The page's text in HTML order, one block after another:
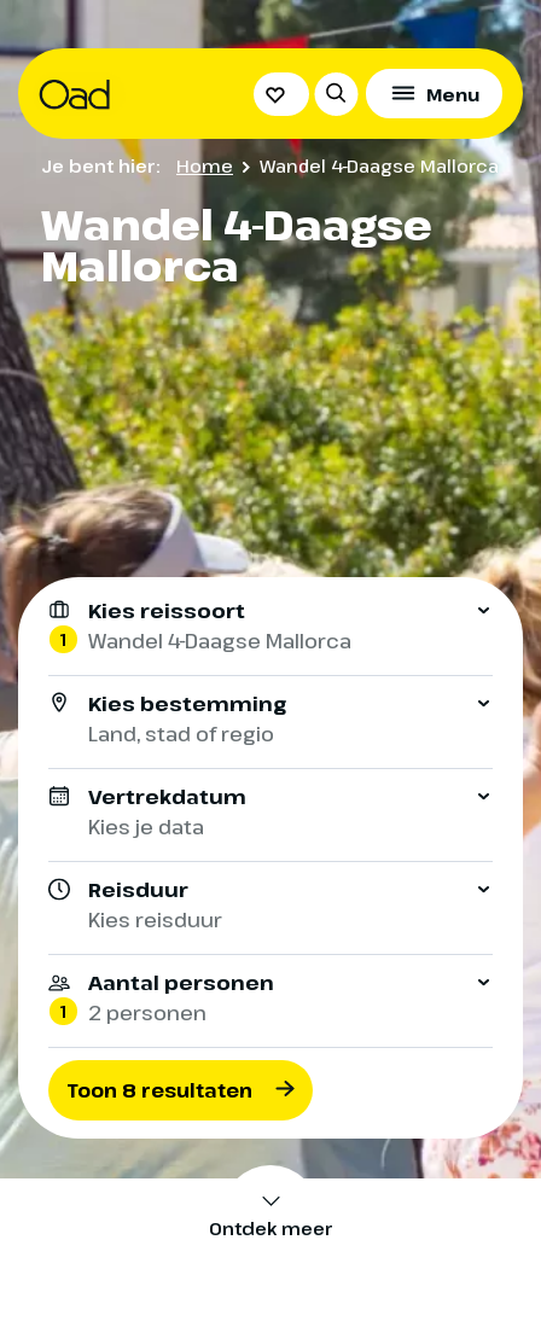
Menu
Wandel 4-Daagse
Mallorca
Ontdek meer
Je bent hier: Home Wandel 4-Daagse Mallorca
Kies reissoort
1 Wandel 4-Daagse Mallorca
Kies bestemming
Land, stad of regio
Vertrekdatum
Kies je data
Reisduur
Kies reisduur
Aantal personen
1 2 personen
Toon 8 resultaten